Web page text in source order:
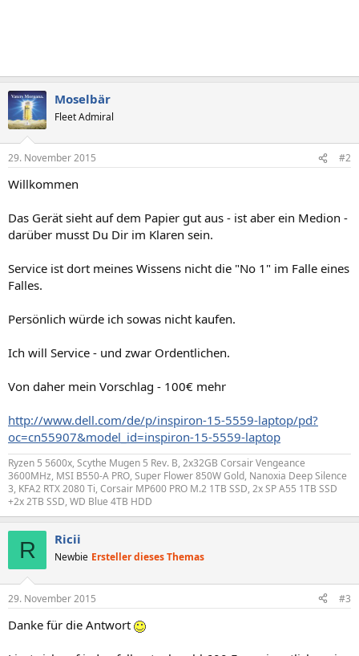
Moselbär
Fleet Admiral
29. November 2015 #2
Willkommen
Das Gerät sieht auf dem Papier gut aus - ist aber ein Medion -
darüber musst Du Dir im Klaren sein.
Service ist dort meines Wissens nicht die "No 1" im Falle eines
Falles.
Persönlich würde ich sowas nicht kaufen.
Ich will Service - und zwar Ordentlichen.
Von daher mein Vorschlag - 100€ mehr
http://www.dell.com/de/p/inspiron-15-5559-laptop/pd?
oc=cn55907&model_id=inspiron-15-5559-laptop
Ryzen 5 5600x, Scythe Mugen 5 Rev. B, 2x32GB Corsair Vengeance
3600MHz, MSI B550-A PRO, Super Flower 850W Gold, Nanoxia Deep Silence
3, KFA2 RTX 2080 Ti, Corsair MP600 PRO M.2 1TB SSD, 2x SP A55 1TB SSD
+2x 2TB SSD, WD Blue 4TB HDD
R Ricii
Newbie Ersteller dieses Themas
29. November 2015 #3
Danke für die Antwort